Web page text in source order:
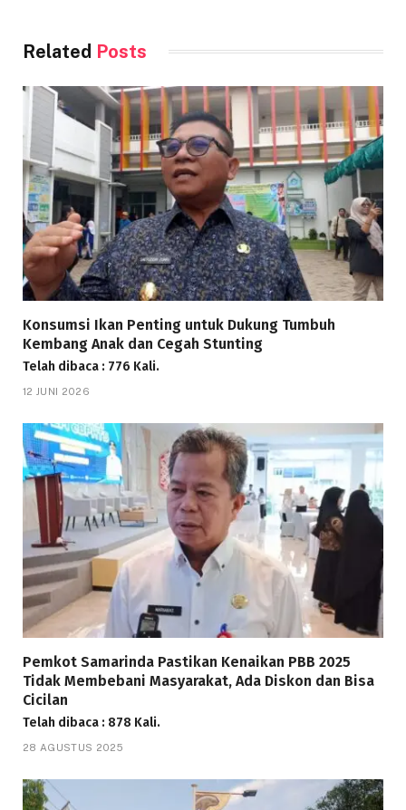
Related Posts
Konsumsi Ikan Penting untuk Dukung Tumbuh
Kembang Anak dan Cegah Stunting
Telah dibaca : 776 Kali.
12 JUNI 2026
Pemkot Samarinda Pastikan Kenaikan PBB 2025
Tidak Membebani Masyarakat, Ada Diskon dan Bisa
Cicilan
Telah dibaca : 878 Kali.
28 AGUSTUS 2025